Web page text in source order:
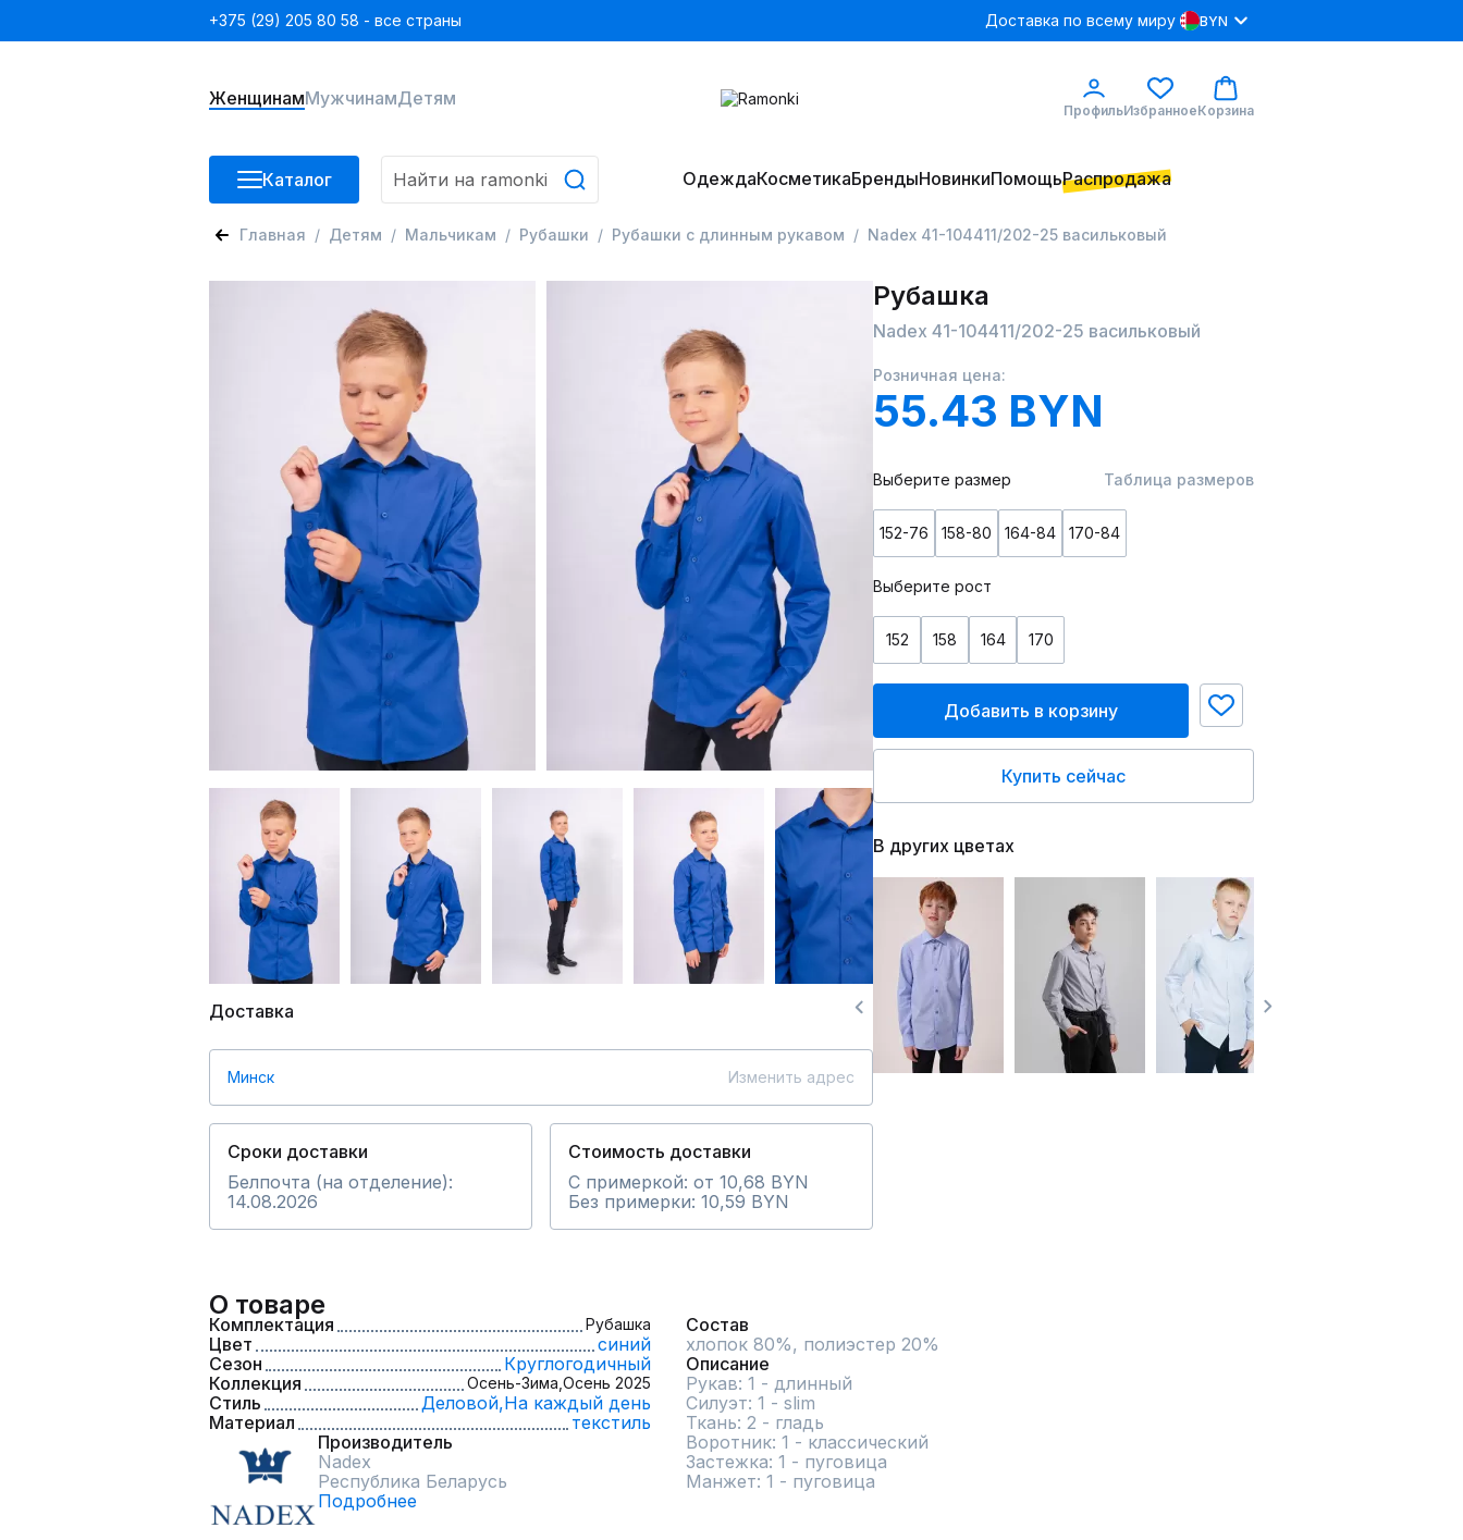
+375 (29) 205 80 58 - все страны Доставка по всему миру BYN
ЖенщинамМужчинамДетям
ПрофильИзбранноеКорзина
Каталог ОдеждаКосметикаБрендыНовинкиПомощьРаспродажа
Главная Детям Мальчикам Рубашки Рубашки с длинным рукавом Nadex 41-104411/202-25 васильковый
Доставка
Минск Изменить адрес
Сроки доставки
Белпочта (на отделение):
14.08.2026
Стоимость доставки
С примеркой: от 10,68 BYN
Без примерки: 10,59 BYN
Рубашка
Nadex 41-104411/202-25 васильковый
Розничная цена:
55.43 BYN
Выберите размер Таблица размеров
152-76 158-80 164-84 170-84
Выберите рост
152 158 164 170
Добавить в корзину
Купить сейчас
В других цветах
О товаре
Комплектация Рубашка
Цвет
синий
Сезон
Круглогодичный
Коллекция
Осень-Зима, Осень 2025
Стиль Деловой,На каждый день
Материал
текстиль
Производитель
Nadex
Республика Беларусь
Подробнее
Состав
хлопок 80%, полиэстер 20%
Описание
Рукав: 1 - длинный
Силуэт: 1 - slim
Ткань: 2 - гладь
Воротник: 1 - классический
Застежка: 1 - пуговица
Манжет: 1 - пуговица